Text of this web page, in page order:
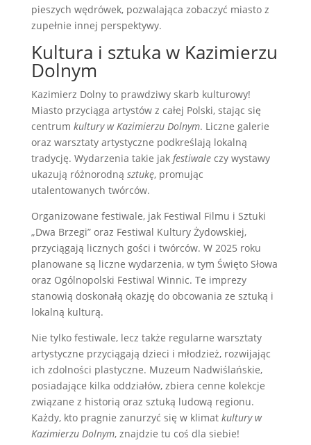
pieszych wędrówek, pozwalająca zobaczyć miasto z
zupełnie innej perspektywy.
Kultura i sztuka w Kazimierzu
Dolnym
Kazimierz Dolny to prawdziwy skarb kulturowy!
Miasto przyciąga artystów z całej Polski, stając się
centrum kultury w Kazimierzu Dolnym. Liczne galerie
oraz warsztaty artystyczne podkreślają lokalną
tradycję. Wydarzenia takie jak festiwaleczy wystawy
ukazują różnorodną sztukę, promując
utalentowanych twórców.
Organizowane festiwale, jak Festiwal Filmu i Sztuki
„Dwa Brzegi” oraz Festiwal Kultury Żydowskiej,
przyciągają licznych gości i twórców. W 2025 roku
planowane są liczne wydarzenia, w tym Święto Słowa
oraz Ogólnopolski Festiwal Winnic. Te imprezy
stanowią doskonałą okazję do obcowania ze sztuką i
lokalną kulturą.
Nie tylko festiwale, lecz także regularne warsztaty
artystyczne przyciągają dzieci i młodzież, rozwijając
ich zdolności plastyczne. Muzeum Nadwiślańskie,
posiadające kilka oddziałów, zbiera cenne kolekcje
związane z historią oraz sztuką ludową regionu.
Każdy, kto pragnie zanurzyć się w klimat kultury w
Kazimierzu Dolnym, znajdzie tu coś dla siebie!